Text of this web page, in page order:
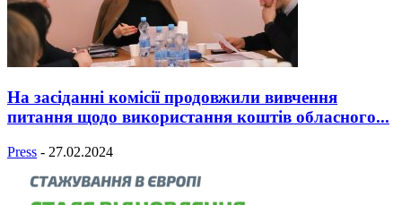
На засіданні комісії продовжили вивчення
питання щодо використання коштів обласного...
Press - 27.02.2024